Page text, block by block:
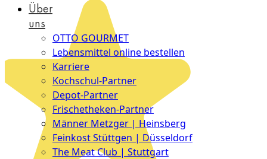
Über
uns
OTTO GOURMET
Lebensmittel online bestellen
Karriere
Kochschul-Partner
Depot-Partner
Frischetheken-Partner
Männer Metzger | Heinsberg
Feinkost Stüttgen | Düsseldorf
The Meat Club | Stuttgart